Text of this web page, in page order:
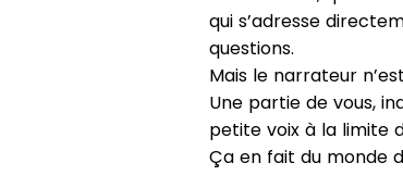
qui s’adresse
questions.
Mais le narrateur
Une partie de vous,
petite voix à la limite
Ça en fait du monde